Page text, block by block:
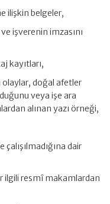
ilişkin belgeler,
işverenin imzasını
kayıtları,
doğal afetler
veya işe ara
alınan yazı örneği,
dair
ilgili resmî makamlardan